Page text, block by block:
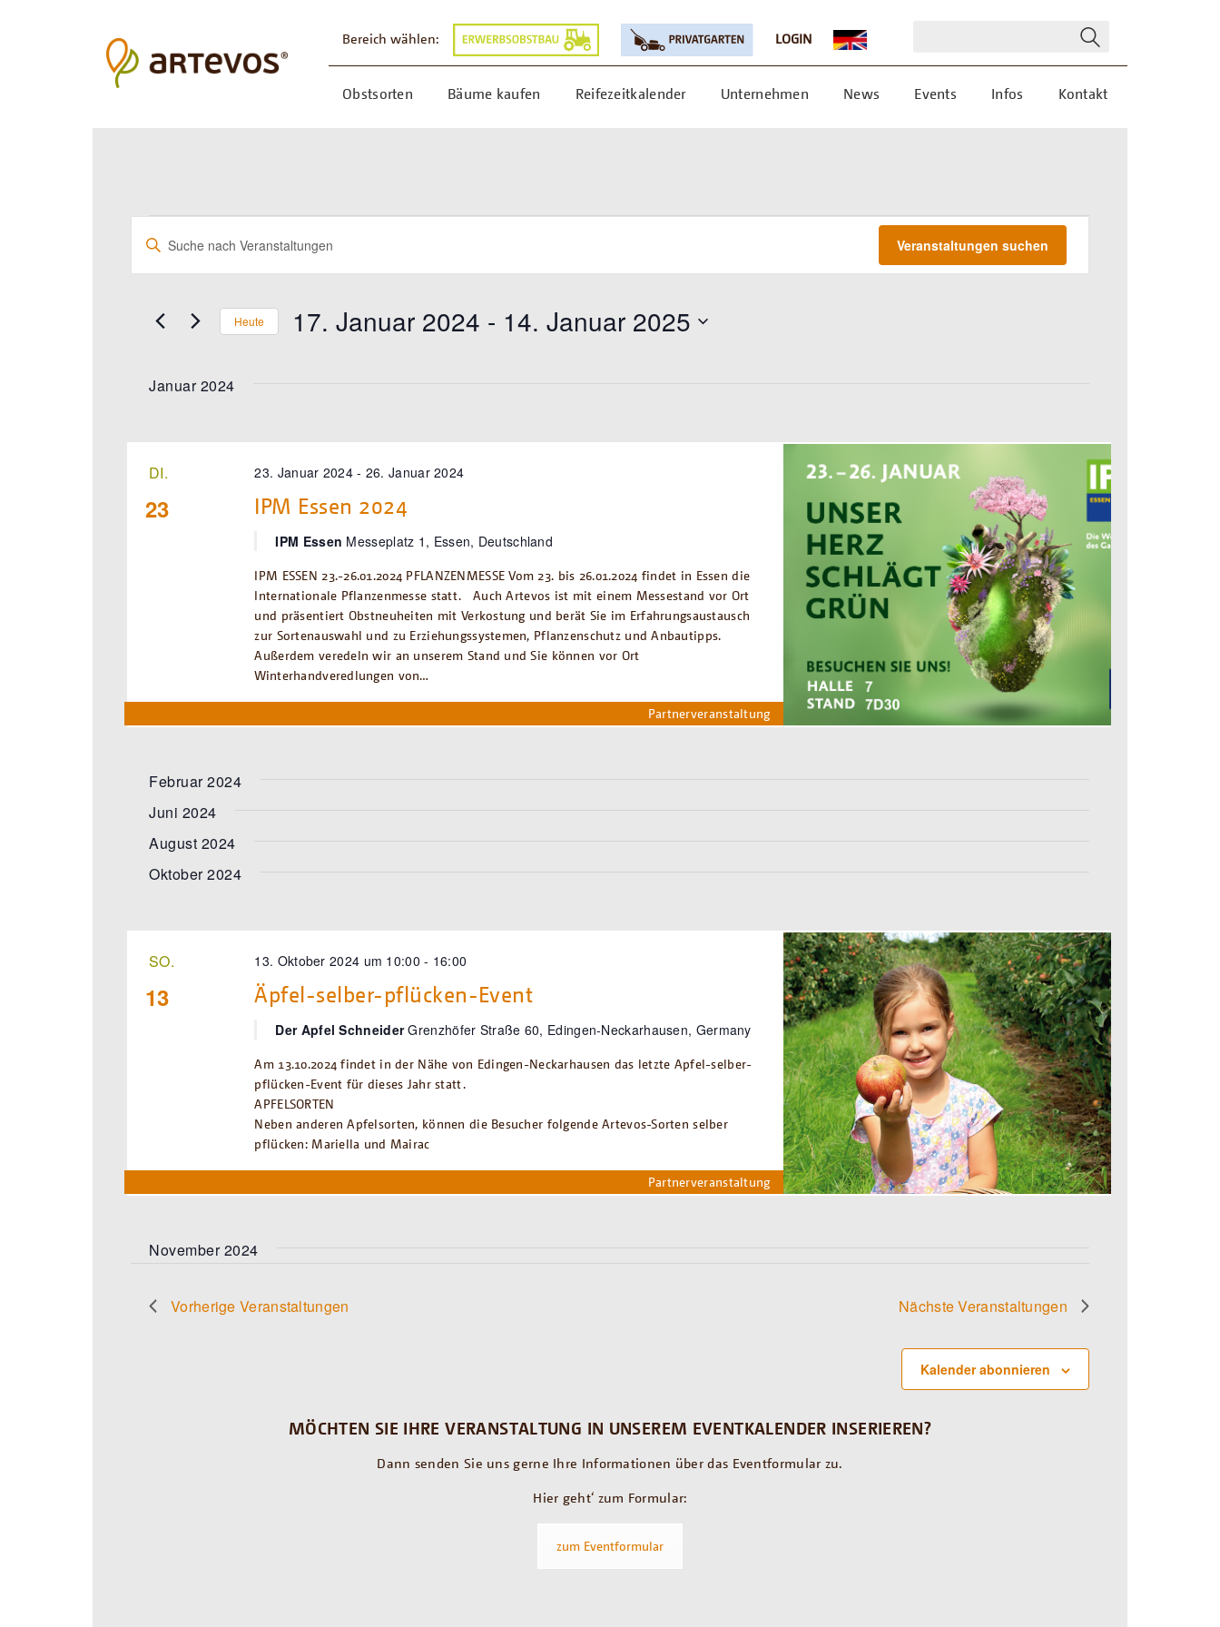
Bereich wählen: LOGIN
Obstsorten Bäume kaufen Reifezeitkalender Unternehmen News Events Infos Kontakt
VERANSTALTUNGEN
VERANSTALTUNGEN
SUCHE
ANSICHTEN,
Bitte
Schlüsselwort
eingeben.
Veranstaltungen
Veranstaltungen suchen
NAVIGATION
Heute 17. Januar 2024 - 14. Januar 2025
Januar 2024
DI.
23 IPM Essen 2024
23. Januar 2024- 26. Januar 2024
IPM Essen Messeplatz 1, Essen, Deutschland
IPM ESSEN 23.-26.01.2024 PFLANZENMESSE Vom 23. bis 26.01.2024 findet in Essen die
Internationale Pflanzenmesse statt. Auch Artevos ist mit einem Messestand vor Ort
und präsentiert Obstneuheiten mit Verkostung und berät Sie im Erfahrungsaustausch
zur Sortenauswahl und zu Erziehungssystemen, Pflanzenschutz und Anbautipps.
Außerdem veredeln wir an unserem Stand und Sie können vor Ort
Winterhandveredlungen von…
Partnerveranstaltung
Februar 2024
Juni 2024
August 2024
Oktober 2024
SO.
13 Äpfel-selber-pflücken-Event
13. Oktober 2024 um 10:00 - 16:00
Der Apfel SchneiderGrenzhöfer Straße 60, Edingen-Neckarhausen, Germany
Am 13.10.2024 findet in der Nähe von Edingen-Neckarhausen das letzte Apfel-selber-
pflücken-Event für dieses Jahr statt.
APFELSORTEN
Neben anderen Apfelsorten, können die Besucher folgende Artevos-Sorten selber
pflücken: Mariella und Mairac
Partnerveranstaltung
November 2024
Vorherige Veranstaltungen NächsteVeranstaltungen
Kalender abonnieren
MÖCHTEN SIE IHRE VERANSTALTUNG IN UNSEREM EVENTKALENDER INSERIEREN?
Dann senden Sie uns gerne Ihre Informationen über das Eventformular zu.
Hier geht‘ zum Formular:
zum Eventformular